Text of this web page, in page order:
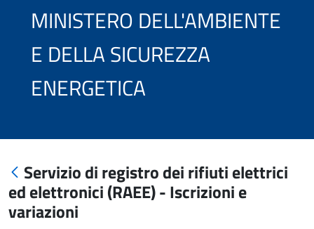
MINISTERO DELL'AMBIENTE
E DELLA SICUREZZA
ENERGETICA
Servizio di registro dei rifiuti elettrici
ed elettronici (RAEE) - Iscrizioni e
variazioni